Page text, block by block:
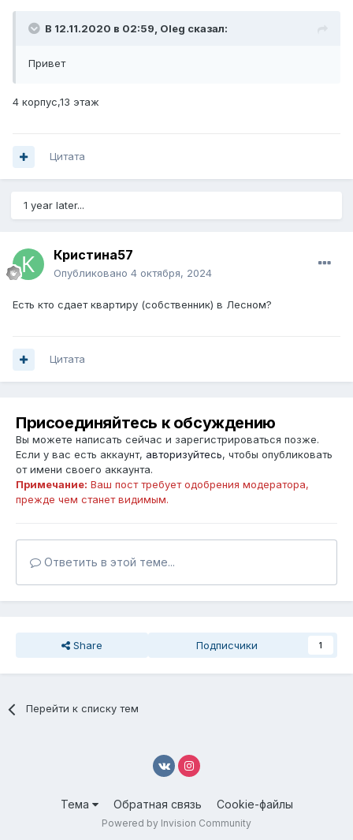
В 12.11.2020 в 02:59, Oleg сказал:
Привет
4 корпус,13 этаж
Цитата
1 year later...
Кристина57
Опубликовано 4 октября, 2024
Есть кто сдает квартиру (собственник) в Лесном?
Цитата
Присоединяйтесь к обсуждению
Вы можете написать сейчас и зарегистрироваться позже.
Если у вас есть аккаунт, авторизуйтесь, чтобы опубликовать
от имени своего аккаунта.
Примечание: Ваш пост требует одобрения модератора,
прежде чем станет видимым.
Ответить в этой теме...
Share Подписчики 1
Перейти к списку тем
Тема Обратная связь Cookie-файлы
Powered by Invision Community